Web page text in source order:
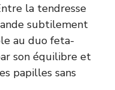
la tendresse
subtilement
au duo feta-
son équilibre et
papilles sans